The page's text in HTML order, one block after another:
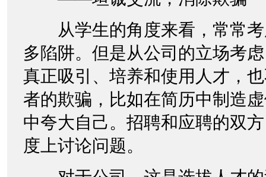
从学生的角度来看，常常考
多陷阱。但是从公司的立场考
真正吸引、培养和使用人才，
者的欺骗，比如在简历中制造
中夸大自己。招聘和应聘的双
度上讨论问题。